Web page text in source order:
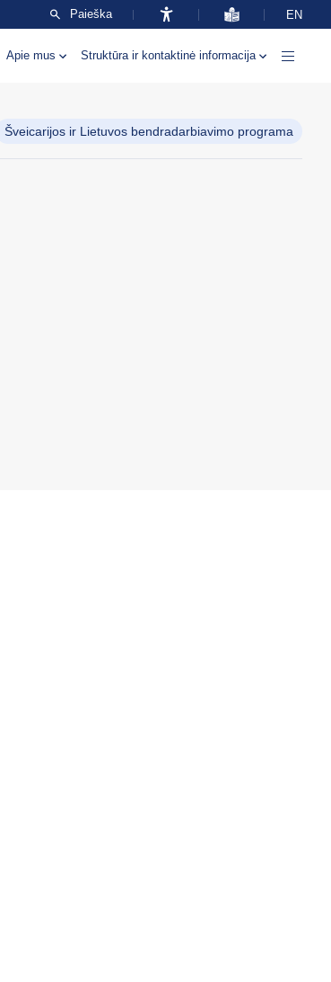
Paieška EN
Apie mus Struktūra ir kontaktinė informacija
Šveicarijos ir Lietuvos bendradarbiavimo programa